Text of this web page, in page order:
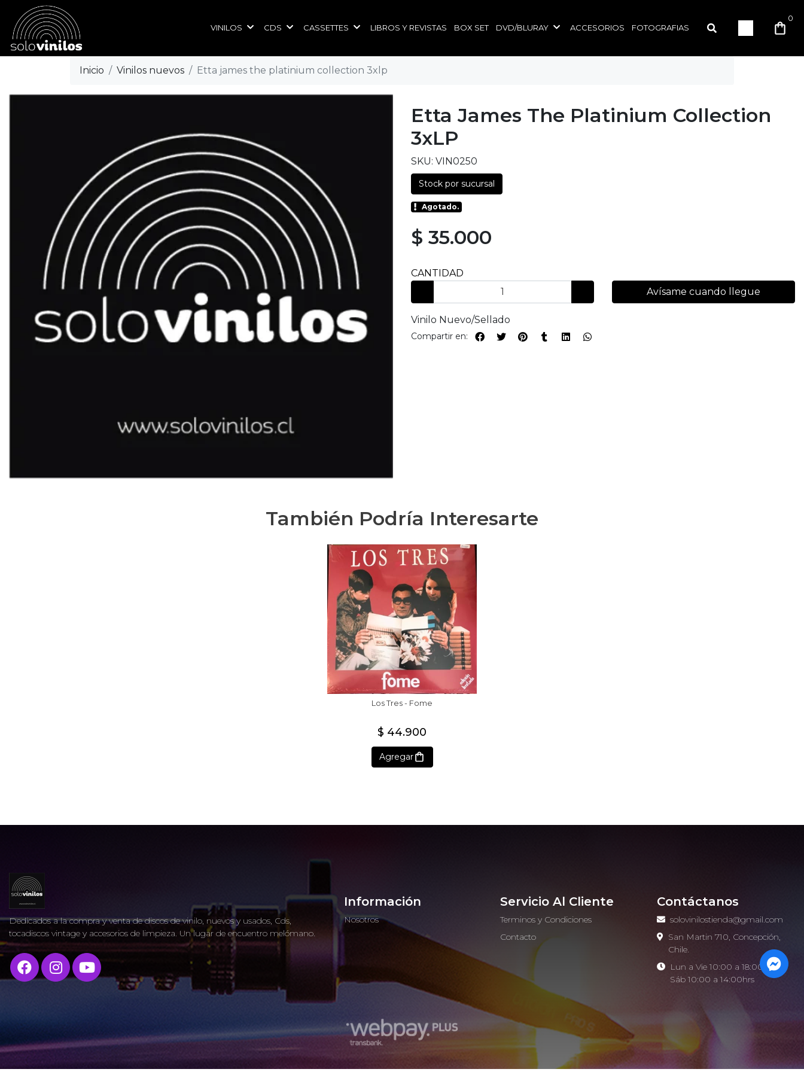
VINILOS CDS CASSETTES LIBROS Y REVISTAS BOX SET DVD/BLURAY ACCESORIOS FOTOGRAFIAS
0
Inicio Vinilos nuevos Etta james the platinium collection 3xlp
Etta James The Platinium Collection
3xLP
SKU: VIN0250
Stock por sucursal
Agotado.
$ 35.000
CANTIDAD
Avísame cuando llegue
Vinilo Nuevo/Sellado
Compartir en:
También Podría Interesarte
Los Tres - Fome
$ 44.900
Agregar
Dedicados a la compra y venta de discos de vinilo, nuevos y usados, Cds,
tocadiscos vintage y accesorios de limpieza. Un lugar de encuentro melómano.
Información
Nosotros
Servicio Al Cliente
Terminos y Condiciones
Contacto
Contáctanos
solovinilostienda@gmail.com
San Martin 710, Concepción,
Chile.
Lun a Vie 10:00 a 18:00hrs -
Sáb 10:00 a 14:00hrs